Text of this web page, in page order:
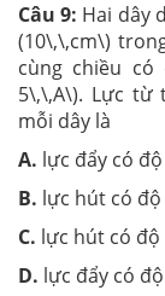
Câu 9: Hai dây
(10\,\,cm\)
cùng chiều có
5\,\,A\). Lực từ
mỗi dây là
A. lực đẩy có
B. lực hút có
C. lực hút có
D. lực đẩy có